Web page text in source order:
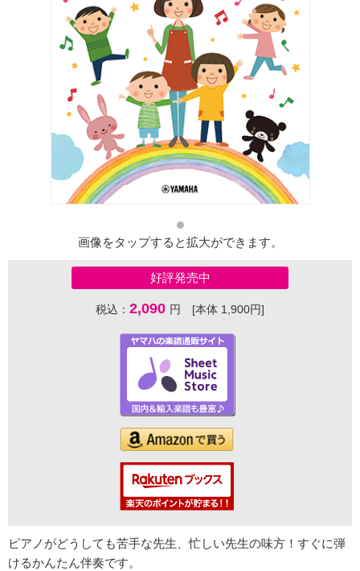
画像をタップすると拡大ができます。
好評発売中
税込： 2,090 円 [本体 1,900円]
ピアノがどうしても苦手な先生、忙しい先生の味方！すぐに弾
けるかんたん伴奏です。